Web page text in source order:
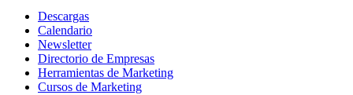
Descargas
Calendario
Newsletter
Directorio de Empresas
Herramientas de Marketing
Cursos de Marketing